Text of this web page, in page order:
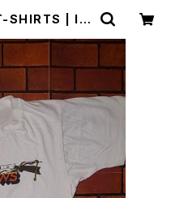
SHIRTS | Irv